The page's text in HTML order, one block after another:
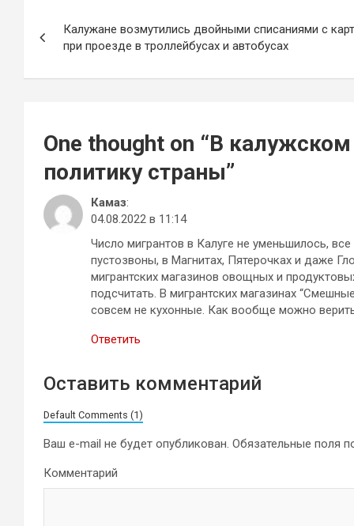
по
записям
Калужане возмутились двойными списаниями с карт
при проезде в троллейбусах и автобусах
One thought on “В калужском
политику страны”
Камаз:
04.08.2022 в 11:14
Число мигрантов в Калуге не уменьшилось,
пустозвоны, в Магнитах, Пятерочках и даже
мигрантских магазинов овощных и
подсчитать. В мигрантских магазинах
совсем не кухонные. Как вообще можно
Ответить
Оставить комментарий
Default Comments (1)
Ваш e-mail не будет опубликован. Обязательные поля
Комментарий